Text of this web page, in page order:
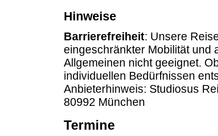
Hinweise
Barrierefreiheit: Unsere
eingeschränkter Mobilität und
Allgemeinen nicht geeignet.
individuellen Bedürfnissen
Anbieterhinweis: Studiosus
80992 München
Termine